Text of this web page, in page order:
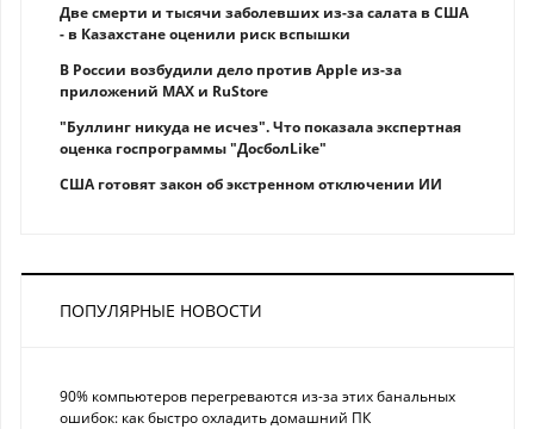
Две смерти и тысячи заболевших из-за салата в США
- в Казахстане оценили риск вспышки
В России возбудили дело против Apple из-за
приложений MAX и RuStore
"Буллинг никуда не исчез". Что показала экспертная
оценка госпрограммы "ДосболLike"
США готовят закон об экстренном отключении ИИ
ПОПУЛЯРНЫЕ НОВОСТИ
90% компьютеров перегреваются из-за этих банальных
ошибок: как быстро охладить домашний ПК